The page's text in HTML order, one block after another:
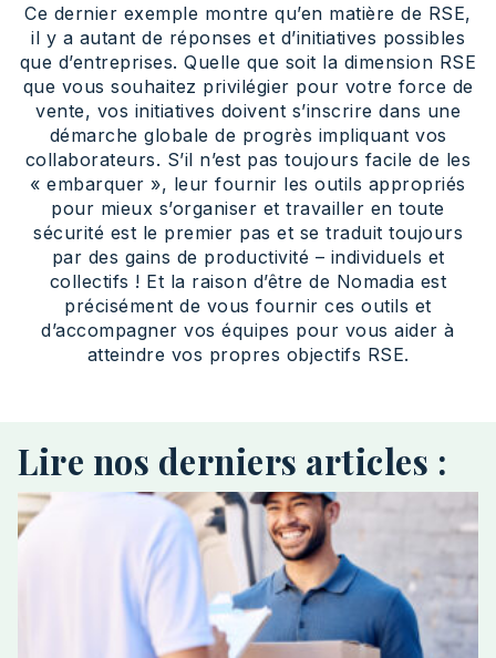
Ce dernier exemple montre qu’en matière de RSE,
il y a autant de réponses et d’initiatives possibles
que d’entreprises. Quelle que soit la dimension RSE
que vous souhaitez privilégier pour votre force de
vente, vos initiatives doivent s’inscrire dans une
démarche globale de progrès impliquant vos
collaborateurs. S’il n’est pas toujours facile de les
« embarquer », leur fournir les outils appropriés
pour mieux s’organiser et travailler en toute
sécurité est le premier pas et se traduit toujours
par des gains de productivité – individuels et
collectifs ! Et la raison d’être de Nomadia est
précisément de vous fournir ces outils et
d’accompagner vos équipes pour vous aider à
atteindre vos propres objectifs RSE.
Lire nos derniers articles :